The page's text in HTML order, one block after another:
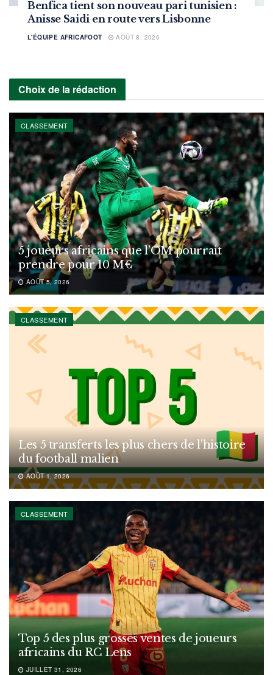
Benfica tient son nouveau pari tunisien :
Anisse Saidi en route vers Lisbonne
L'ÉQUIPE AFRICAFOOT AOÛT 8, 2026
Choix de la rédaction
CLASSEMENT
5 joueurs africains que l’OM pourrait
prendre pour 10 M€
AOÛT 5, 2026
CLASSEMENT
Les 5 transferts les plus chers de l’histoire
du football malien
AOÛT 1, 2026
CLASSEMENT
Top 5 des plus grosses ventes de joueurs
africains du RC Lens
JUILLET 31, 2026